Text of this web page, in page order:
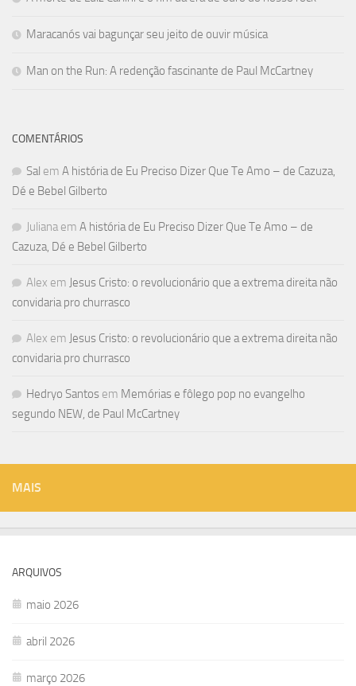
Maracanós vai bagunçar seu jeito de ouvir música
Man on the Run: A redenção fascinante de Paul McCartney
COMENTÁRIOS
Sal em A história de Eu Preciso Dizer Que Te Amo – de Cazuza,
Dé e Bebel Gilberto
Juliana em A história de Eu Preciso Dizer Que Te Amo – de
Cazuza, Dé e Bebel Gilberto
Alex em Jesus Cristo: o revolucionário que a extrema direita não
convidaria pro churrasco
Alex em Jesus Cristo: o revolucionário que a extrema direita não
convidaria pro churrasco
Hedryo Santos em Memórias e fôlego pop no evangelho
segundo NEW, de Paul McCartney
MAIS
ARQUIVOS
maio 2026
abril 2026
março 2026